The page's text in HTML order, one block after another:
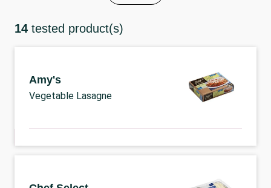
14 tested product(s)
Amy's
Vegetable Lasagne